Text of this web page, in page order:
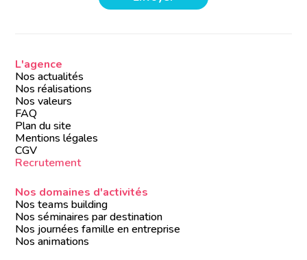
L'agence
Nos actualités
Nos réalisations
Nos valeurs
FAQ
Plan du site
Mentions légales
CGV
Recrutement
Nos domaines d'activités
Nos teams building
Nos séminaires par destination
Nos journées famille en entreprise
Nos animations